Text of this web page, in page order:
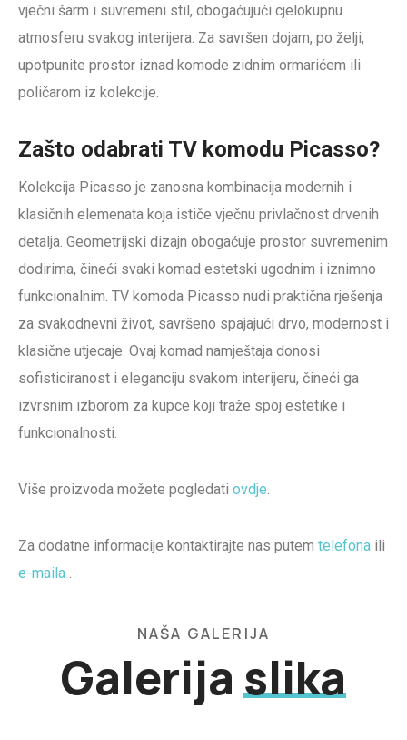
vječni šarm i suvremeni stil, obogaćujući cjelokupnu
atmosferu svakog interijera. Za savršen dojam, po želji,
upotpunite prostor iznad komode zidnim ormarićem ili
poličarom iz kolekcije.
Zašto odabrati TV komodu Picasso?
Kolekcija Picasso je zanosna kombinacija modernih i
klasičnih elemenata koja ističe vječnu privlačnost drvenih
detalja. Geometrijski dizajn obogaćuje prostor suvremenim
dodirima, čineći svaki komad estetski ugodnim i iznimno
funkcionalnim. TV komoda Picasso nudi praktična rješenja
za svakodnevni život, savršeno spajajući drvo, modernost i
klasične utjecaje. Ovaj komad namještaja donosi
sofisticiranost i eleganciju svakom interijeru, čineći ga
izvrsnim izborom za kupce koji traže spoj estetike i
funkcionalnosti.
Više proizvoda možete pogledati ovdje.
Za dodatne informacije kontaktirajte nas putem telefona ili
e-maila .
NAŠA GALERIJA
Galerijaslika